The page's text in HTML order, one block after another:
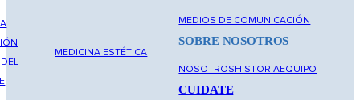
MEDICINA ESTÉTICA
MEDIOS DE COMUNICACIÓN
SOBRE NOSOTROS
NOSOTROSHISTORIAEQUIPO
CUIDATE